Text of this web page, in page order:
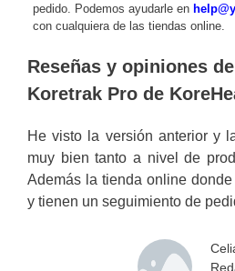
pedido. Podemos ayudarle en
con cualquiera de las tiendas online.
Reseñas y opiniones
Koretrak Pro de
He visto la versión anterior y
muy bien tanto a nivel de
Además la tienda online
y tienen un seguimiento de